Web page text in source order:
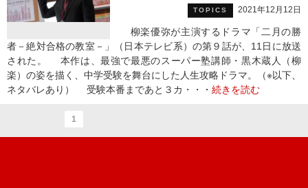
TOPICS 2021年12月12日
柳楽優弥が主演するドラマ「二月の勝
者－絶対合格の教室－」（日本テレビ系）の第９話が、11日に放送
された。 本作は、最強で最悪のスーパー塾講師・黒木蔵人（柳
楽）の姿を描く、中学受験を舞台にした人生攻略ドラマ。（※以下、
ネタバレあり） 受験本番まであと３カ・・・ 続きを読む
1